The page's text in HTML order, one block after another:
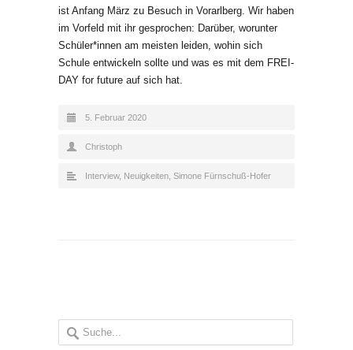
ist Anfang März zu Besuch in Vorarlberg. Wir haben
im Vorfeld mit ihr gesprochen: Darüber, worunter
Schüler*innen am meisten leiden, wohin sich
Schule entwickeln sollte und was es mit dem FREI-
DAY for future auf sich hat.
5. Februar 2020
Christoph
Interview, Neuigkeiten Simone Fürnschuß-Hofer